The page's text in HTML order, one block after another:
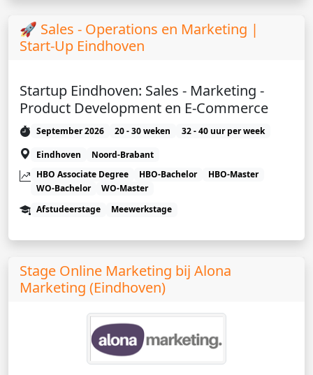
🚀 Sales - Operations en Marketing |
Start-Up Eindhoven
Startup Eindhoven: Sales - Marketing -
Product Development en E-Commerce
September 2026 20 - 30 weken
32 - 40 uur per week
Eindhoven
Noord-Brabant
HBO Associate Degree
HBO-Bachelor
HBO-Master
WO-Bachelor
WO-Master
Afstudeerstage
Meewerkstage
Stage Online Marketing bij Alona
Marketing (Eindhoven)